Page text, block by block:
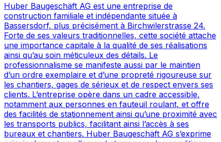
Huber Baugeschäft AG est une entreprise de
construction familiale et indépendante située à
Bassersdorf, plus précisément à Birchwilerstrasse 24.
Forte de ses valeurs traditionnelles, cette société attache
une importance capitale à la qualité de ses réalisations
ainsi qu’au soin méticuleux des détails. Le
professionnalisme se manifeste aussi par le maintien
d’un ordre exemplaire et d’une propreté rigoureuse sur
les chantiers, gages de sérieux et de respect envers ses
clients. L’entreprise opère dans un cadre accessible,
notamment aux personnes en fauteuil roulant, et offre
des facilités de stationnement ainsi qu’une proximité avec
les transports publics, facilitant ainsi l’accès à ses
bureaux et chantiers. Huber Baugeschäft AG s’exprime